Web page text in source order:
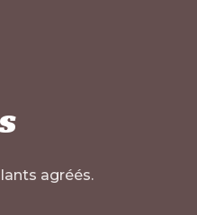
agréés.